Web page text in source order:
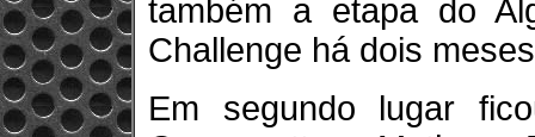
também a etapa do
Challenge há dois
Em segundo lugar